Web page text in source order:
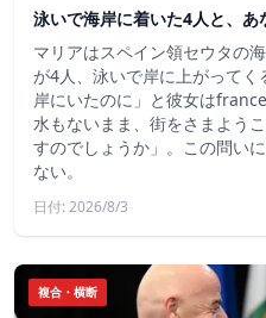
泳いで海岸に着いた4人と、
マリアはスペイン領セウタの
が4人、泳いで岸に上がって
岸にいたのに」と彼女は
水もないまま、街をさまよう
すのでしょうか」。この問い
ない。
日付: 2026/8/3
複合・横断